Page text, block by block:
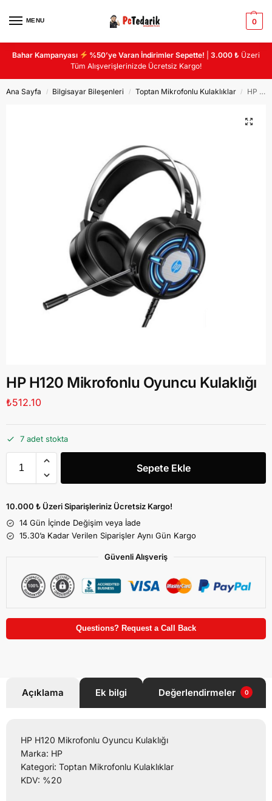
MENU 0
Bahar Kampanyası %50’ye Varan İndirimler Sepette! |3.000 ₺ Üzeri
Tüm Alışverişlerinizde Ücretsiz Kargo!
Ana Sayfa / Bilgisayar Bileşenleri / Toptan Mikrofonlu Kulaklıklar / HP H120 Mikrofonlu Oyuncu Kulaklığı
HP H120 Mikrofonlu Oyuncu Kulaklığı
₺512.10
7 adet stokta
Sepete Ekle
10.000 ₺ Üzeri Siparişleriniz Ücretsiz Kargo!
14 Gün İçinde Değişim veya İade
15.30’a Kadar Verilen Siparişler Aynı Gün Kargo
Güvenli Alışveriş
Questions? Request a Call Back
Açıklama Ek bilgi Değerlendirmeler 0
HP H120 Mikrofonlu Oyuncu Kulaklığı
Marka: HP
Kategori: Toptan Mikrofonlu Kulaklıklar
KDV: %20